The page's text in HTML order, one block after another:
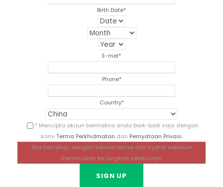
Birth Date*
E-mel*
Phone*
Country*
* Mencipta akaun bermakna anda baik-baik saja dengan
kami Terma Perkhidmatan dan Pernyataan Privasi.
Sila bersetuju dengan semua terma dan syarat sebelum
meneruskan ke langkah seterusnya